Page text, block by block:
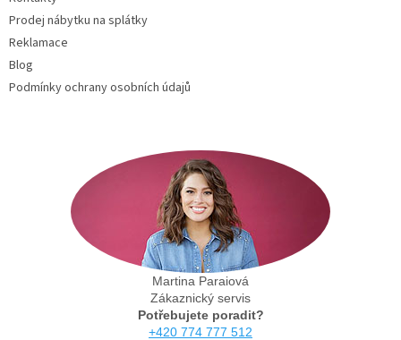
Prodej nábytku na splátky
Reklamace
Blog
Podmínky ochrany osobních údajů
Martina Paraiová
Zákaznický servis
Potřebujete poradit?
+420 774 777 512